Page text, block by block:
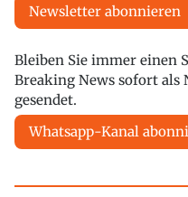
Newsletter abonnieren
Bleiben Sie immer einen
Breaking News sofort
gesendet.
Whatsapp-Kanal